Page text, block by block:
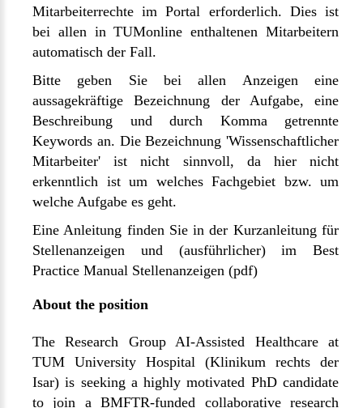
Mitarbeiterrechte im Portal erforderlich. Dies ist
bei allen inTUMonline enthaltenen Mitarbeitern
automatisch der Fall.
Bitte geben Sie bei allen Anzeigen eine
aussagekräftige Bezeichnung der Aufgabe, eine
Beschreibung und durch Komma getrennte
Keywords an. Die Bezeichnung 'Wissenschaftlicher
Mitarbeiter' ist nicht sinnvoll, da hier nicht
erkenntlich ist um welches Fachgebiet bzw. um
welche Aufgabe es geht.
Eine Anleitung finden Sie in der Kurzanleitung für
Stellenanzeigen und (ausführlicher) im Best
Practice Manual Stellenanzeigen (pdf)
About the position
The Research Group AI-Assisted Healthcare at
TUM University Hospital (Klinikum rechts der
Isar) is seeking a highly motivated PhD candidate
to join a BMFTR-funded collaborative research